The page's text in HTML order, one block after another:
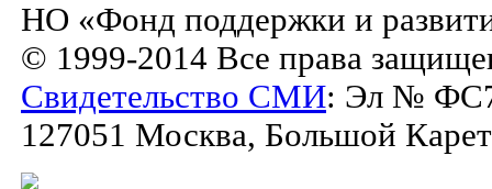
НО «Фонд поддержки и
© 1999-2014 Все права
Свидетельство СМИ: Эл №
127051 Москва, Большой